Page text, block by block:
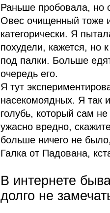
Раньше пробовала, но
Овес очищенный тоже
категорически. Я
похудели, кажется, но
под палки. Больше
очередь его.
Я тут
насекомоядных. Я так
голубь, который сам
ужасно вредно,
больше ничего не
Галка от Падована,
В интернете
долго не